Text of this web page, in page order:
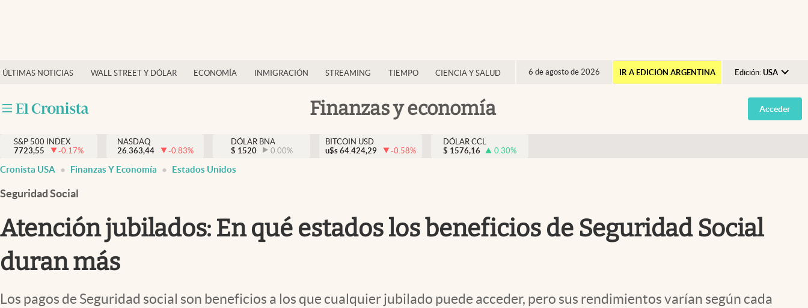
ÚLTIMAS NOTICIAS WALL STREET Y DÓLAR ECONOMÍA INMIGRACIÓN STREAMING TIEMPO CIENCIA Y SALUD 6 de agosto de 2026 IR A EDICIÓN ARGENTINA Edición: USA
Argentina
España
Finanzas y economía
Finanzas y economía
Inmigración
Trending
Streaming
PC y mobile
Acceder
S&P 500 INDEX
7723,55
-0.17%
NASDAQ
26.363,44
-0.83%
DÓLAR BNA
$ 1520 0.00%
BITCOIN USD
u$s 64.424,29 -0.58%
DÓLAR CCL
$ 1576,16 0.30%
Cronista USA Finanzas Y Economía Estados Unidos
Seguridad Social
Atención jubilados: En qué estados los beneficios de Seguridad Social
duran más
Los pagos de Seguridad social son beneficios a los que cualquier jubilado puede acceder, pero sus rendimientos varían según cada